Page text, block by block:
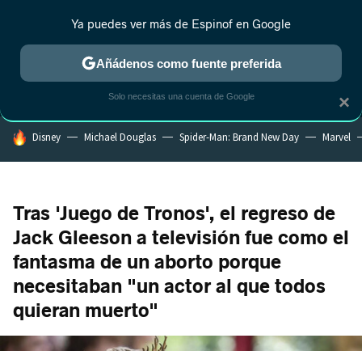
MENÚ NUEVO
ESTRENOS REALITY ANIME RANKINGS CINE
HOY SE HABLA DE
Disney Michael Douglas Spider-Man: Brand New Day Marvel
Tras 'Juego de Tronos', el regreso de
Jack Gleeson a televisión fue como el
fantasma de un aborto porque
necesitaban "un actor al que todos
quieran muerto"
×
Ya puedes ver más de Espinof en Google
Añádenos como fuente preferida
Solo necesitas una cuenta de Google